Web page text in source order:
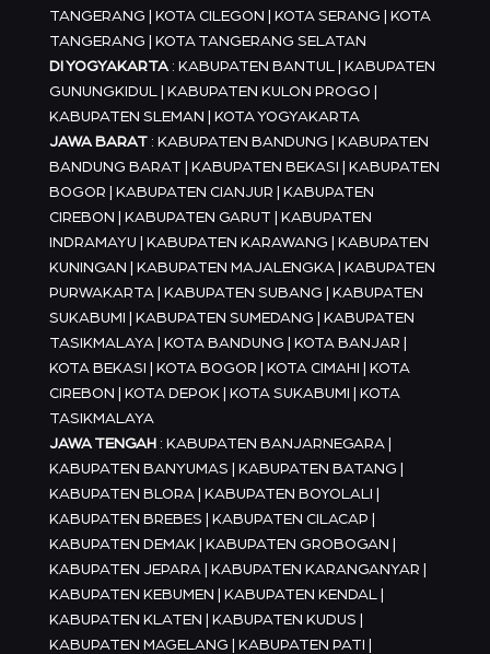
TANGERANG | KOTA CILEGON | KOTA SERANG | KOTA
TANGERANG | KOTA TANGERANG SELATAN
DI YOGYAKARTA: KABUPATEN BANTUL | KABUPATEN
GUNUNGKIDUL | KABUPATEN KULON PROGO |
KABUPATEN SLEMAN | KOTA YOGYAKARTA
JAWA BARAT: KABUPATEN BANDUNG | KABUPATEN
BANDUNG BARAT | KABUPATEN BEKASI | KABUPATEN
BOGOR | KABUPATEN CIANJUR | KABUPATEN
CIREBON | KABUPATEN GARUT | KABUPATEN
INDRAMAYU | KABUPATEN KARAWANG | KABUPATEN
KUNINGAN | KABUPATEN MAJALENGKA | KABUPATEN
PURWAKARTA | KABUPATEN SUBANG | KABUPATEN
SUKABUMI | KABUPATEN SUMEDANG | KABUPATEN
TASIKMALAYA | KOTA BANDUNG | KOTA BANJAR |
KOTA BEKASI | KOTA BOGOR | KOTA CIMAHI | KOTA
CIREBON | KOTA DEPOK | KOTA SUKABUMI | KOTA
TASIKMALAYA
JAWA TENGAH: KABUPATEN BANJARNEGARA |
KABUPATEN BANYUMAS | KABUPATEN BATANG |
KABUPATEN BLORA | KABUPATEN BOYOLALI |
KABUPATEN BREBES | KABUPATEN CILACAP |
KABUPATEN DEMAK | KABUPATEN GROBOGAN |
KABUPATEN JEPARA | KABUPATEN KARANGANYAR |
KABUPATEN KEBUMEN | KABUPATEN KENDAL |
KABUPATEN KLATEN | KABUPATEN KUDUS |
KABUPATEN MAGELANG | KABUPATEN PATI |